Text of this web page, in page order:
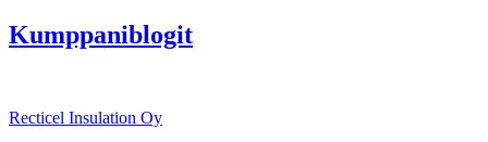
Kumppaniblogit
Recticel Insulation Oy